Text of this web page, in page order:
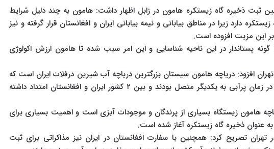
ثبت ذخیره گاه زیستکره هامون در زابل اظهار داشت: هامون به چند دلیل شرایط
دارد زیرا در مناطق بیابانی و نیمه بیابانی ایران و افغانستان قرار گرفته و نیز
این مزیت افزوده است.
وی ادامه داد: همچنین حدود ۳۰ گونه پستاندار در این ناحیه شناسایی و این امر سبب شده تا هامون ارزش اکولوژی
افزود: دریاچه هامون سیستان بزرگترین دریاچه آب شیرین درفلات ایران است که
از سه بخش تشکیل می شود که در زمان پرآبی به یکدیگر متصل بودند و بین ۲ کشور ایران و افغانستان امتداد داشته
هامون زیستگاه بسیاری از پرندگان و موجودات آبزی است و اهمیت بسیاری برای
تصریح کرد: همچنین با سفارت افغانستان در ایران نیز مذاکراتی برای ثبت